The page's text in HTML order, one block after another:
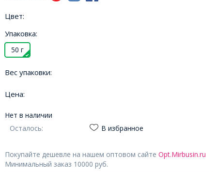
Цвет:
Упаковка:
50 г
Вес упаковки:
Цена:
Нет в наличии
Осталось:
В избранное
Покупайте дешевле на нашем оптовом сайте Opt.Mirbusin.ru
Минимальный заказ 10000 руб.